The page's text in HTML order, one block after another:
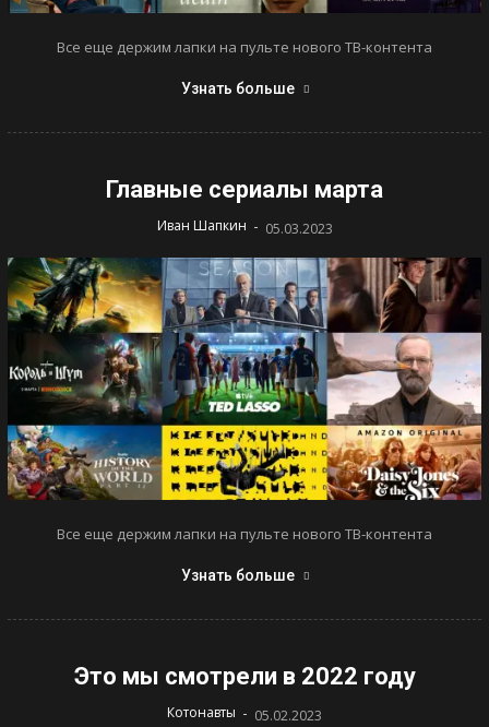
Все еще держим лапки на пульте нового ТВ-контента
Узнать больше
Главные сериалы марта
Иван Шапкин - 05.03.2023
Все еще держим лапки на пульте нового ТВ-контента
Узнать больше
Это мы смотрели в 2022 году
Котонавты - 05.02.2023